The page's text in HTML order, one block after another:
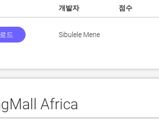
개발자 점수
드 Sibulele Mene
Africa